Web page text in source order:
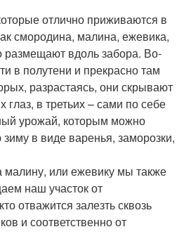
отлично приживаются в
смородина, малина, ежевика,
размещают вдоль забора. Во-
в полутени и прекрасно там
разрастаясь, они скрывают
глаз, в третьих – сами по себе
урожай, которым можно
в виде варенья, заморозки,
малину, или ежевику мы также
наш участок от
отважится залезть сквозь
и соответственно от